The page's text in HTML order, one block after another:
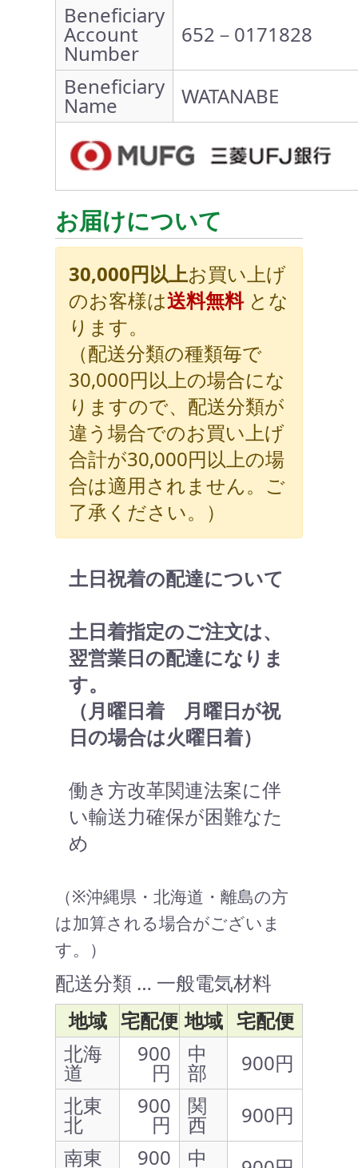
Beneficiary
Account
Number
652－0171828
Beneficiary
Name WATANABE
お届けについて
30,000円以上お買い上げ
のお客様は送料無料とな
ります。
（配送分類の種類毎で
30,000円以上の場合にな
りますので、配送分類が
違う場合でのお買い上げ
合計が30,000円以上の場
合は適用されません。ご
了承ください。）
土日祝着の配達について
土日着指定のご注文は、
翌営業日の配達になりま
す。
（月曜日着 月曜日が祝
日の場合は火曜日着）
働き方改革関連法案に伴
い輸送力確保が困難なた
め
（※沖縄県・北海道・離島の方
は加算される場合がございま
す。）
配送分類 … 一般電気材料
地域 宅配便 地域 宅配便
北海
道
900
円
中
部
900円
北東
北
900
円
関
西
900円
南東
900 中